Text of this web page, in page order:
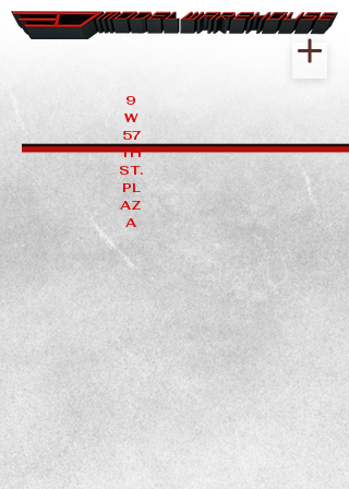
9
W
57
TH
ST.
PL
AZ
A